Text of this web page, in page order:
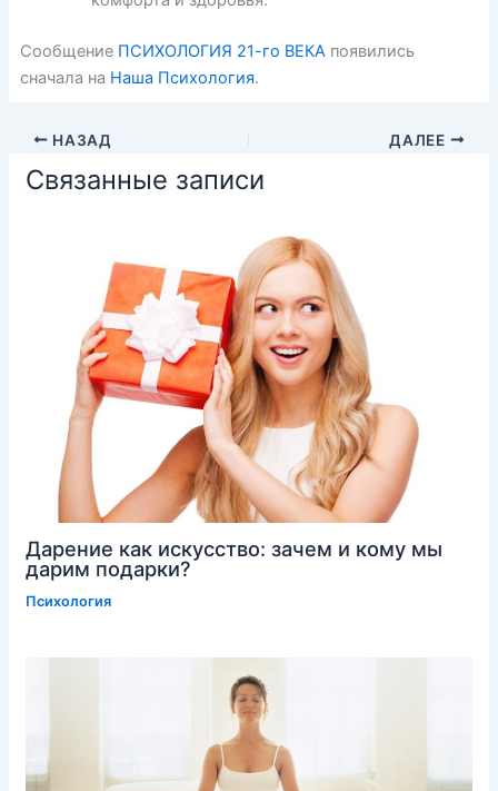
Сообщение ПСИХОЛОГИЯ 21-го ВЕКАпоявились
сначала на Наша Психология.
НАЗАД ДАЛЕЕ
Связанные записи
Дарение как искусство: зачем и кому мы
дарим подарки?
Психология